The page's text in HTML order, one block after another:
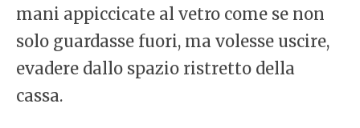
mani appiccicate al vetro come se non
solo guardasse fuori, ma volesse uscire,
evadere dallo spazio ristretto della
cassa.